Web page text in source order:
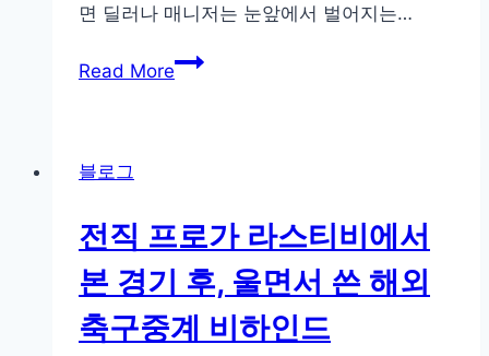
기
이
과
젖
은
헤
어
면 딜러나 매니저는 눈앞에서 벌어지는…
Read MoreiSLOT
API
를
해
킹
블로그
전직 프로가 라스티비에서
본 경기 후, 울면서 쓴 해외
축구중계 비하인드